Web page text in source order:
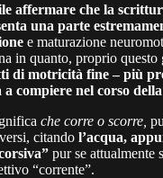
affermare che la
una parte
e maturazione
in quanto, proprio questo
di motricità fine – più
compiere nel corso
che corre o scorre,
citando l’acqua,
pur se attualmente
“corrente”.